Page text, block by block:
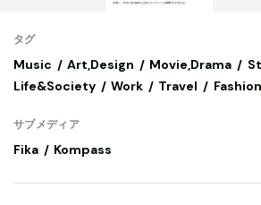
タグ
Music Art,Design Movie,Drama
Life&Society
Work Travel Fashion
サブメディア
Fika Kompass